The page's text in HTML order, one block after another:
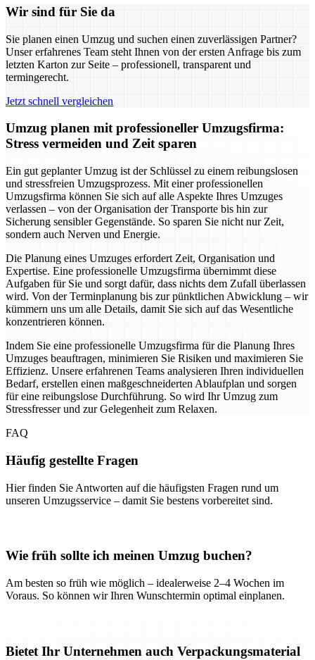
Wir sind für Sie da
Sie planen einen Umzug und suchen einen zuverlässigen Partner?
Unser erfahrenes Team steht Ihnen von der ersten Anfrage bis zum
letzten Karton zur Seite – professionell, transparent und
termingerecht.
Jetzt schnell vergleichen
Umzug planen mit professioneller Umzugsfirma:
Stress vermeiden und Zeit sparen
Ein gut geplanter Umzug ist der Schlüssel zu einem reibungslosen
und stressfreien Umzugsprozess. Mit einer professionellen
Umzugsfirma können Sie sich auf alle Aspekte Ihres Umzuges
verlassen – von der Organisation der Transporte bis hin zur
Sicherung sensibler Gegenstände. So sparen Sie nicht nur Zeit,
sondern auch Nerven und Energie.
Die Planung eines Umzuges erfordert Zeit, Organisation und
Expertise. Eine professionelle Umzugsfirma übernimmt diese
Aufgaben für Sie und sorgt dafür, dass nichts dem Zufall überlassen
wird. Von der Terminplanung bis zur pünktlichen Abwicklung – wir
kümmern uns um alle Details, damit Sie sich auf das Wesentliche
konzentrieren können.
Indem Sie eine professionelle Umzugsfirma für die Planung Ihres
Umzuges beauftragen, minimieren Sie Risiken und maximieren Sie
Effizienz. Unsere erfahrenen Teams analysieren Ihren individuellen
Bedarf, erstellen einen maßgeschneiderten Ablaufplan und sorgen
für eine reibungslose Durchführung. So wird Ihr Umzug zum
Stressfresser und zur Gelegenheit zum Relaxen.
FAQ
Häufig gestellte Fragen
Hier finden Sie Antworten auf die häufigsten Fragen rund um
unseren Umzugsservice – damit Sie bestens vorbereitet sind.
Wie früh sollte ich meinen Umzug buchen?
Am besten so früh wie möglich – idealerweise 2–4 Wochen im
Voraus. So können wir Ihren Wunschtermin optimal einplanen.
Bietet Ihr Unternehmen auch Verpackungsmaterial